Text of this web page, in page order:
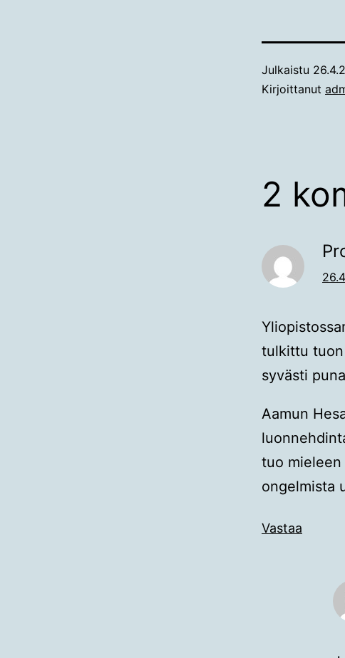
Julkaistu
Kirjoittanut
2
tulkittu
syvästi
Aamun
tuo
ongelmista
Vastaa